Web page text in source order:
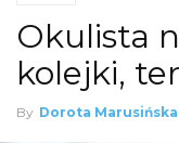
Okulista
kolejki,
By Dorota Marusińska